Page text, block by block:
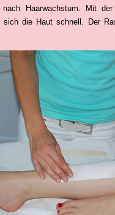
Haarwachstum. Mit der
sich die Haut schnell. Der